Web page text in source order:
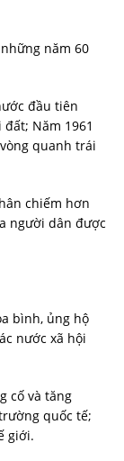
năm 60
đầu tiên
Năm 1961
quanh trái
chiếm hơn
người dân được
bình, ủng hộ
nước xã hội
cố và tăng
quốc tế;
giới.